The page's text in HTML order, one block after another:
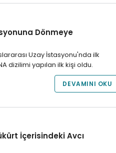
Dönmeye
Uzay İstasyonu'nda ilk
dizilimi yapılan ilk kişi oldu.
DEVAMINI OKU
İçerisindeki Avcı